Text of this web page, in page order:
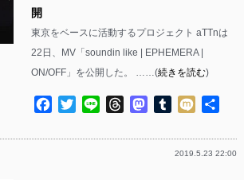
開
東京をベースに活動するプロジェクト aTTnは
22日、MV「soundin like | EPHEMERA |
ON/OFF」を公開した。 ……(続きを読む)
Facebook
TwitterLine ThreadsMastodon
Tumblr
Mixi
2019.5.23 22:00